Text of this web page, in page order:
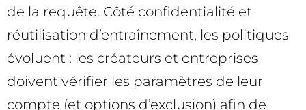
de la requête. Côté confidentialité et
réutilisation d’entraînement, les politiques
évoluent : les créateurs et entreprises
doivent vérifier les paramètres de leur
compte (et options d’exclusion) afin de